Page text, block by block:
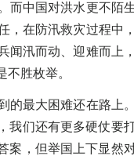
中国对洪水更不陌
，在防汛救灾过程中
闻汛而动、迎难而上
胜枚举。
最大困难还在路上
我们还有更多硬仗要
案，但举国上下显然